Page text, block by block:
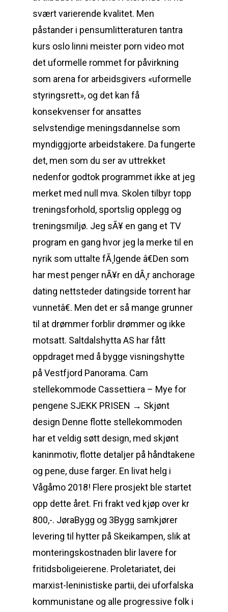
svært varierende kvalitet. Men
påstander i pensumlitteraturen tantra
kurs oslo linni meister porn video mot
det uformelle rommet for påvirkning
som arena for arbeidsgivers «uformelle
styringsrett», og det kan få
konsekvenser for ansattes
selvstendige meningsdannelse som
myndiggjorte arbeidstakere. Da fungerte
det, men som du ser av uttrekket
nedenfor godtok programmet ikke at jeg
merket med null mva. Skolen tilbyr topp
treningsforhold, sportslig opplegg og
treningsmiljø. Jeg sÃ¥ en gang et TV
program en gang hvor jeg la merke til en
nyrik som uttalte fÃ¸lgende â€Den som
har mest penger nÃ¥r en dÃ¸r anchorage
dating nettsteder datingside torrent har
vunnetâ€. Men det er så mange grunner
til at drømmer forblir drømmer og ikke
motsatt. Saltdalshytta AS har fått
oppdraget med å bygge visningshytte
på Vestfjord Panorama. Cam
stellekommode Cassettiera – Mye for
pengene SJEKK PRISEN → Skjønt
design Denne flotte stellekommoden
har et veldig søtt design, med skjønt
kaninmotiv, flotte detaljer på håndtakene
og pene, duse farger. En livat helg i
Vågåmo 2018! Flere prosjekt ble startet
opp dette året. Fri frakt ved kjøp over kr
800,-. JøraBygg og 3Bygg samkjører
levering til hytter på Skeikampen, slik at
monteringskostnaden blir lavere for
fritidsboligeierene. Proletariatet, dei
marxist-leninistiske partii, dei uforfalska
kommunistane og alle progressive folk i